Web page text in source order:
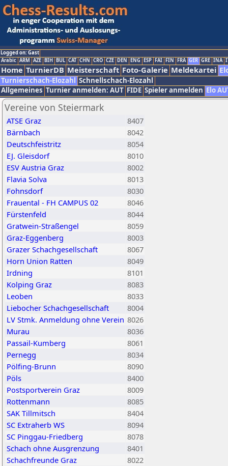
Logged on: Gast
Arabic ARM AZE BIH BUL CAT CHN CRO CZE DEN ENG ESP FAI FIN FRA GER GRE INA
Home TurnierDB Meisterschaft Foto-Galerie Meldekartei
Turnierschach-Elozahl Schnellschach-Elozahl
Allgemeines Turnier anmelden: AUT FIDE Spieler anmelden Elo
Vereine von Steiermark
ATSE Graz
8407
Bärnbach
8042
Deutschfeistritz
8054
EJ. Gleisdorf
8010
ESV Austria Graz
8002
Flavia Solva
8013
Fohnsdorf
8030
Frauental - FH CAMPUS 02
8046
Fürstenfeld
8044
Gratwein-Straßengel
8059
Graz-Eggenberg
8003
Grazer Schachgesellschaft
8067
Horn Union Ratten
8049
Irdning
8101
Kolping Graz
8083
Leoben
8033
Liebocher Schachgesellschaft
8004
LV Stmk. Anmeldung ohne Verein 8026
Murau
8036
Passail-Kumberg
8061
Pernegg
8034
Pölfing-Brunn
8090
Pöls
8400
Postsportverein Graz
8009
Rottenmann
8085
SAK Tillmitsch
8404
SC Extraherb WS
8094
SC Pinggau-Friedberg
8078
Schach ohne Ausgrenzung
8401
Schachfreunde Graz
8022